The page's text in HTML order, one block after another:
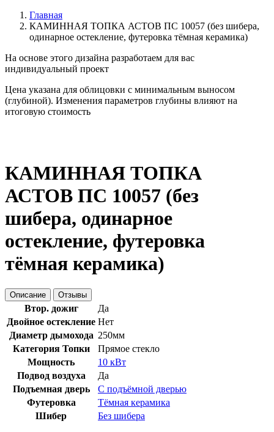
Главная
КАМИННАЯ ТОПКА АСТОВ ПС 10057 (без шибера,
одинарное остекление, футеровка тёмная керамика)
На основе этого дизайна разработаем для вас
индивидуальный проект
Цена указана для облицовки с минимальным выносом
(глубиной). Изменения параметров глубины влияют на
итоговую стоимость
КАМИННАЯ ТОПКА
АСТОВ ПС 10057 (без
шибера, одинарное
остекление, футеровка
тёмная керамика)
Описание Отзывы
Втор. дожиг
Да
Двойное остекление Нет
Диаметр дымохода 250мм
Категория Топки
Прямое стекло
Мощность
10 кВт
Подвод воздуха
Да
Подъемная дверь
С подъёмной дверью
Футеровка
Тёмная керамика
Шибер
Без шибера